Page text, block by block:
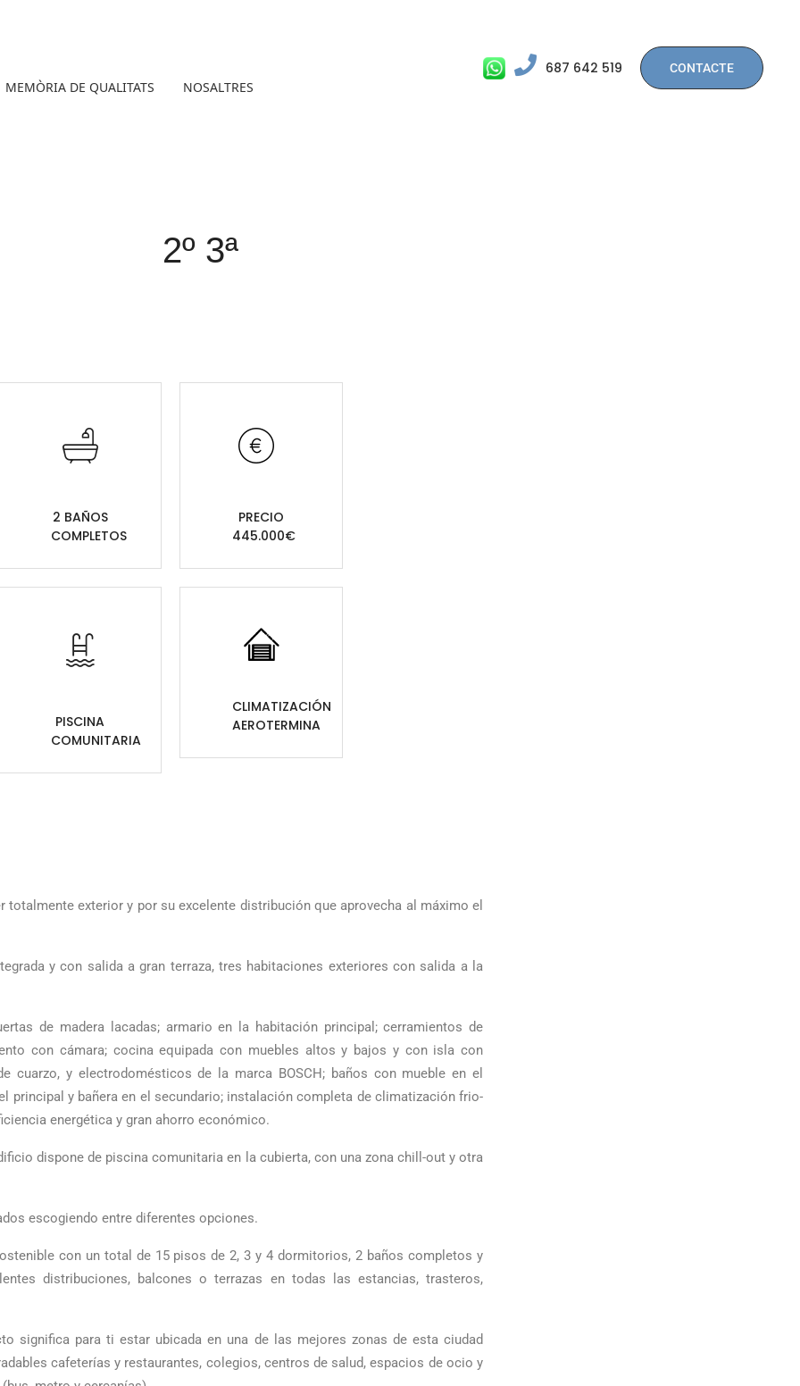
MEMÒRIA DE QUALITATS NOSALTRES
687 642 519 CONTACTE
2º 3ª
2 BAÑOS
COMPLETOS
PISCINA
COMUNITARIA
PRECIO
445.000€
CLIMATIZACIÓN
AEROTERMINA
exterior y por su excelente distribución que aprovecha al máximo el
y con salida a gran terraza, tres habitaciones exteriores con salida a la
de madera lacadas; armario en la habitación principal; cerramientos de
con cámara; cocina equipada con muebles altos y bajos y con isla con
cuarzo, y electrodomésticos de la marca BOSCH; baños con mueble en el
principal y bañera en el secundario; instalación completa de climatización frio-
energética y gran ahorro económico.
dispone de piscina comunitaria en la cubierta, con una zona chill-out y otra
escogiendo entre diferentes opciones.
con un total de 15 pisos de 2, 3 y 4 dormitorios, 2 baños completos y
distribuciones, balcones o terrazas en todas las estancias, trasteros,
significa para ti estar ubicada en una de las mejores zonas de esta ciudad
cafeterías y restaurantes, colegios, centros de salud, espacios de ocio y